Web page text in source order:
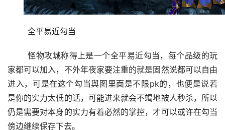
	全平易近勾当
	怪物攻城称得上是一个全平易近勾当，每个品级的玩
家都可以加入，不外年夜家要注重的就是固然说都可以自由
进入，可是在这个勾当舆图里面是不限pk的，也便是说若
是你的实力太低的话，可能进来就会不竭地被人秒杀，所以
仍是需要对本身的实力有着必然的掌控，才可以或许在勾当
傍边继续保存下去。